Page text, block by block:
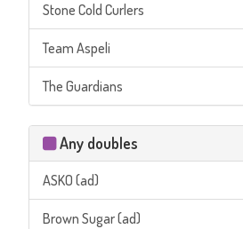
Stone Cold Curlers
Team Aspeli
The Guardians
Any doubles
ASKO (ad)
Brown Sugar (ad)